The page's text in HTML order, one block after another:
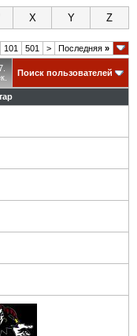
X Y Z
101 501 > Последняя »
Поиск пользователей